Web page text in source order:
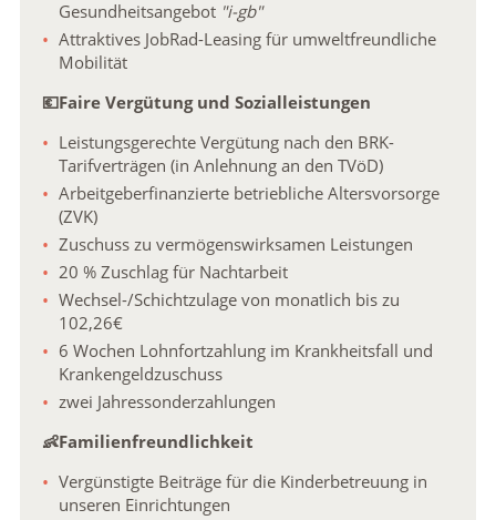
Gesundheitsangebot "i-gb"
Attraktives JobRad-Leasing für umweltfreundliche
Mobilität
💶Faire Vergütung und Sozialleistungen
Leistungsgerechte Vergütung nach den BRK-
Tarifverträgen (in Anlehnung an den TVöD)
Arbeitgeberfinanzierte betriebliche Altersvorsorge
(ZVK)
Zuschuss zu vermögenswirksamen Leistungen
20 % Zuschlag für Nachtarbeit
Wechsel-/Schichtzulage von monatlich bis zu
102,26€
6 Wochen Lohnfortzahlung im Krankheitsfall und
Krankengeldzuschuss
zwei Jahressonderzahlungen
👶Familienfreundlichkeit
Vergünstigte Beiträge für die Kinderbetreuung in
unseren Einrichtungen